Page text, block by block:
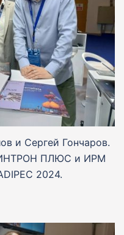
и Сергей Гончаров.
ИНТРОН ПЛЮС и ИРМ
2024.